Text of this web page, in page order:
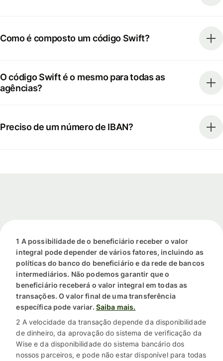
Como é composto um código Swift?
O código Swift é o mesmo para todas as
agências?
Preciso de um número de IBAN?
1 A possibilidade de o beneficiário receber o valor
integral pode depender de vários fatores, incluindo as
políticas do banco do beneficiário e da rede de bancos
intermediários. Não podemos garantir que o
beneficiário receberá o valor integral em todas as
transações. O valor final de uma transferência
específica pode variar. Saiba mais.
2 A velocidade da transação depende da disponibilidade
de dinheiro, da aprovação do sistema de verificação da
Wise e da disponibilidade do sistema bancário dos
nossos parceiros, e pode não estar disponível para todas